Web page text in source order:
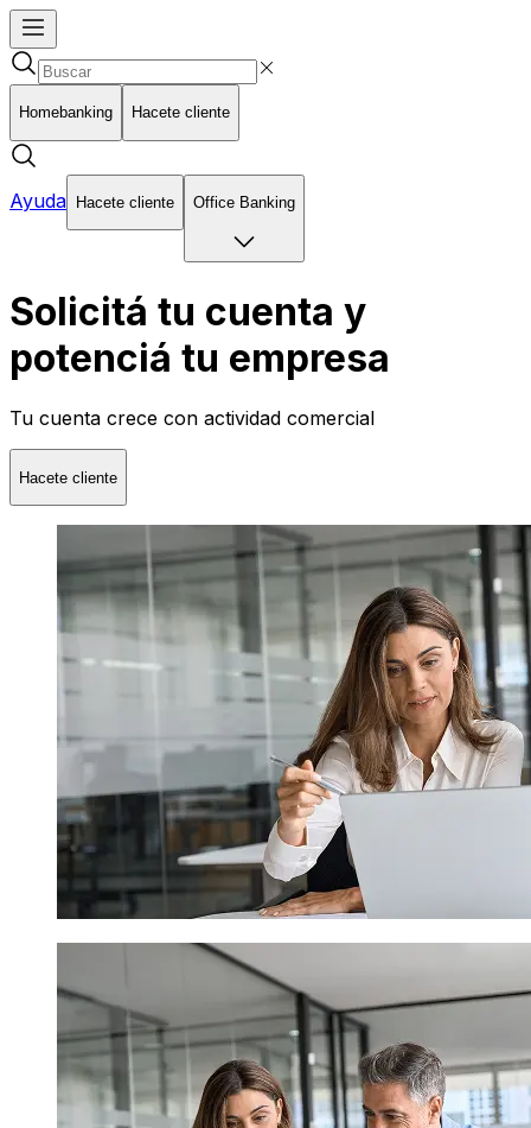
Homebanking Hacete cliente
Ayuda Hacete cliente Office Banking
Solicitá tu cuenta y
potenciá tu empresa
Tu cuenta crece con actividad comercial
Hacete cliente